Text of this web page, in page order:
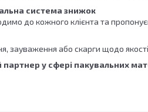
система знижок
до кожного клієнта та
зауваження або скарги щодо
у сфері пакувальних